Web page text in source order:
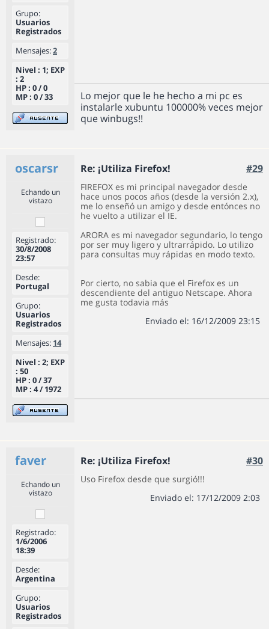
Grupo:
Usuarios
Registrados
Mensajes:2
Nivel : 1; EXP
: 2
HP : 0 / 0
MP : 0 / 33
Lo mejor que le he hecho a mi pc es
instalarle xubuntu 100000% veces mejor
que winbugs!!
oscarsr Re: ¡Utiliza Firefox! #29
Echando un
vistazo
Registrado:
30/8/2008
23:57
Desde:
Portugal
Grupo:
Usuarios
Registrados
Mensajes: 14
Nivel : 2; EXP
: 50
HP : 0 / 37
MP : 4 / 1972
FIREFOX es mi principal navegador desde
hace unos pocos años (desde la versión 2.x),
me lo enseñó un amigo y desde entónces no
he vuelto a utilizar el IE.
ARORA es mi navegador segundario, lo tengo
por ser muy ligero y ultrarrápido. Lo utilizo
para consultas muy rápidas en modo texto.
Por cierto, no sabia que el Firefox es un
descendiente del antiguo Netscape. Ahora
me gusta todavia más
Enviado el: 16/12/2009 23:15
faver Re: ¡Utiliza Firefox! #30
Echando un
vistazo
Registrado:
1/6/2006
18:39
Desde:
Argentina
Grupo:
Usuarios
Registrados
Uso Firefox desde que surgió!!!
Enviado el: 17/12/2009 2:03